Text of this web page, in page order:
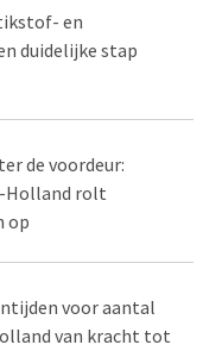
en
duidelijke stap
de voordeur:
Holland rolt
op
voor aantal
van kracht tot